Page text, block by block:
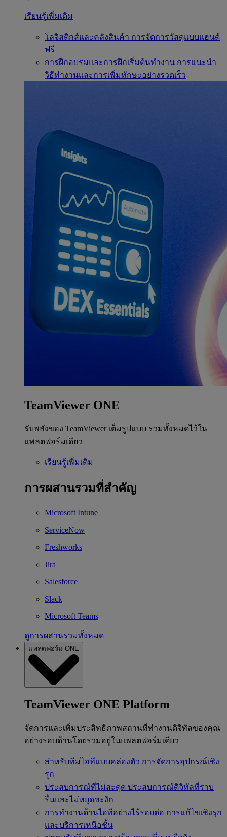
เรียนรู้เพิ่มเติม
โลจิสติกส์และคลังสินค้า การจัดการวัสดุแบบแฮนด์
ฟรี
การฝึกอบรมและการฝึกเริ่มต้นทำงาน การแนะนำ
วิธีทำงานและการเพิ่มทักษะอย่างรวดเร็ว
TeamViewer ONE
รับพลังของ TeamViewer เต็มรูปแบบ รวมทั้งหมดไว้ใน
แพลตฟอร์มเดียว
เรียนรู้เพิ่มเติม
การผสานรวมที่สำคัญ
Microsoft Intune
ServiceNow
Freshworks
Jira
Salesforce
Slack
Microsoft Teams
ดูการผสานรวมทั้งหมด
แพลตฟอร์ม ONE
TeamViewer ONE Platform
จัดการและเพิ่มประสิทธิภาพสถานที่ทำงานดิจิทัลของคุณ
อย่างรอบด้านโดยรวมอยู่ในแพลตฟอร์มเดียว
สำหรับทีมไอทีแบบคล่องตัว การจัดการอุปกรณ์เชิง
รุก
ประสบการณ์ที่ไม่สะดุด ประสบการณ์ดิจิทัลที่ราบ
รื่นและไม่หยุดชะงัก
การทำงานด้านไอทีอย่างไร้รอยต่อ การแก้ไขเชิงรุก
และบริการเหนือชั้น